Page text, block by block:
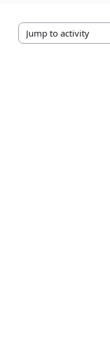
Jump to activity